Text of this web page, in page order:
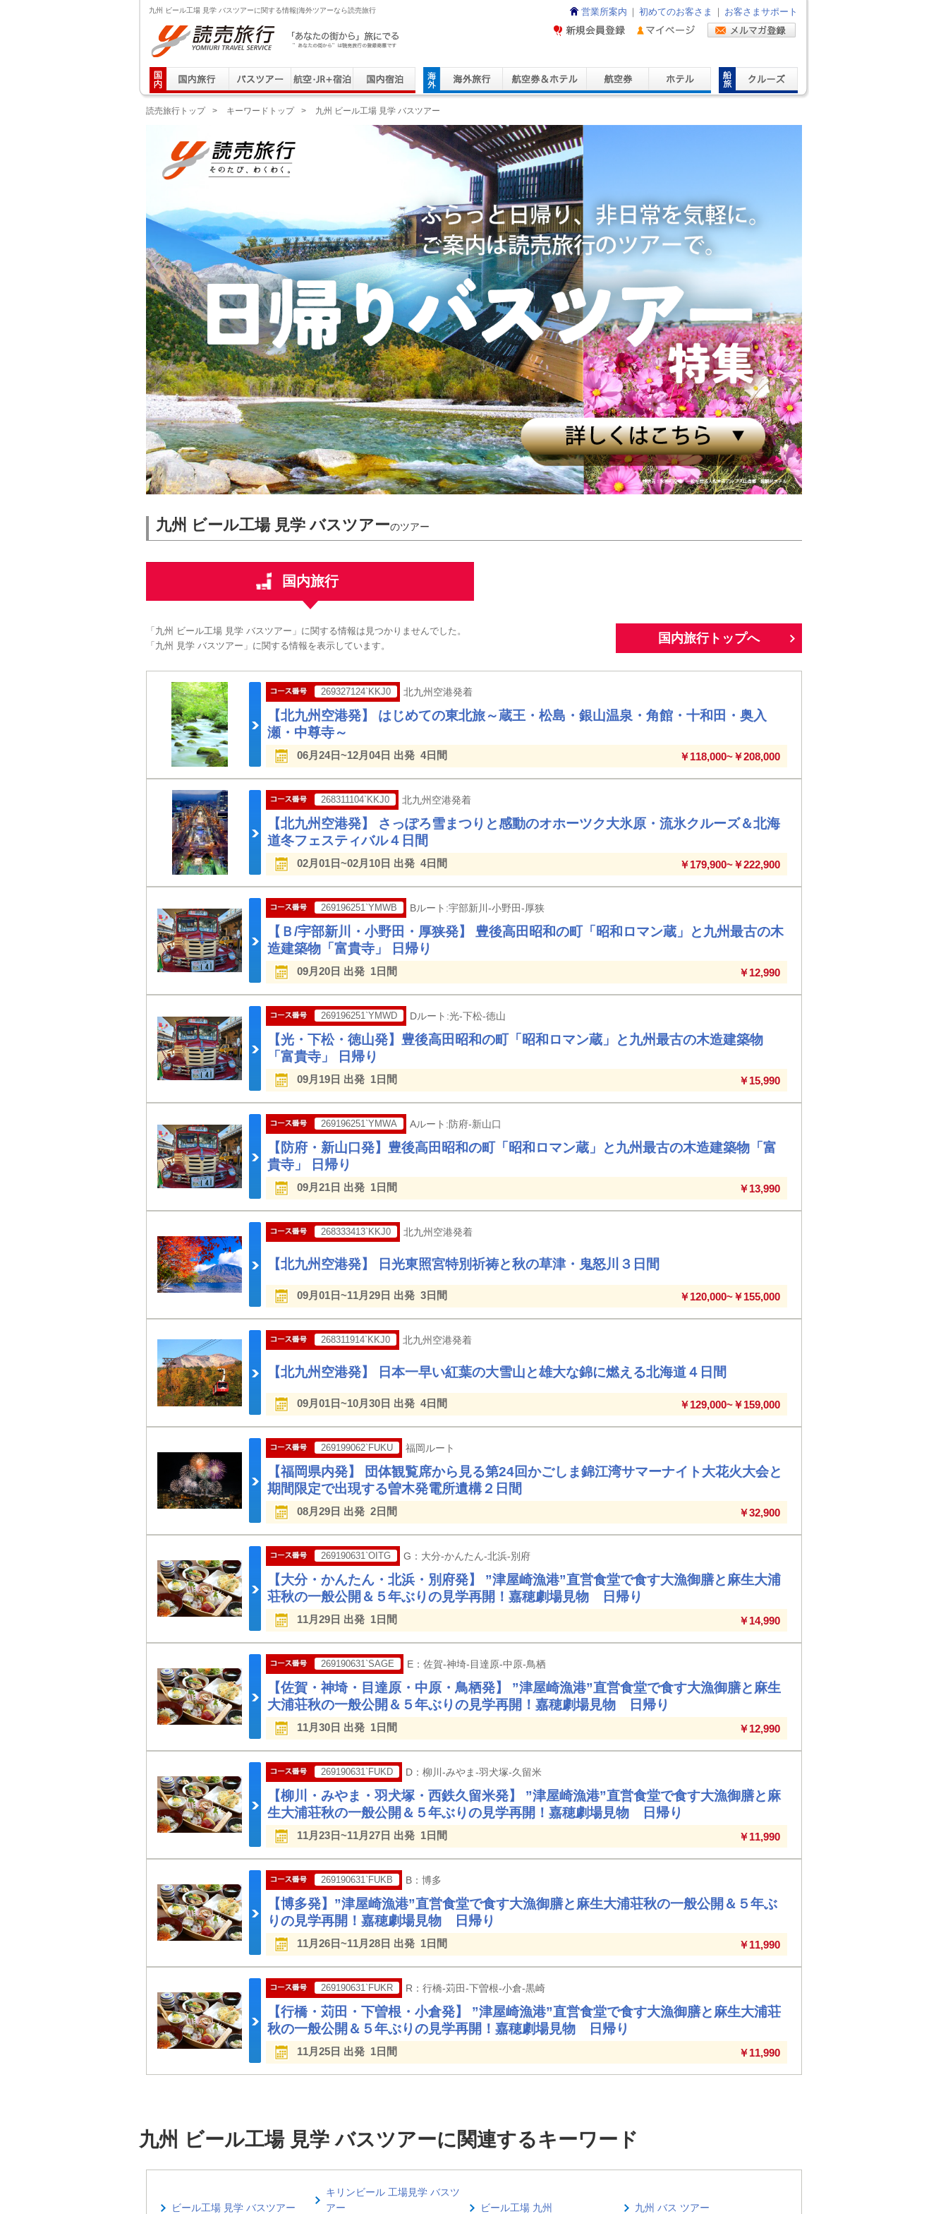
九州 ビール工場 見学 バスツアーに関する情報|海外ツアーなら読売旅行
読売旅行 「あなたの街から」旅にでる｜Yomiuri Travel Service
営業所案内 初めてのお客さま お客さまサポート
読売旅行トップ > キーワードトップ > 九州 ビール工場 見学 バスツアー
九州 ビール工場 見学 バスツアーのツアー
国内旅行
「九州 ビール工場 見学 バスツアー」に関する情報は見つかりませんでした。
「九州 見学 バスツアー」に関する情報を表示しています。
国内旅行トップへ
269327124`KKJ0 北九州空港発着
【北九州空港発】 はじめての東北旅～蔵王・松島・銀山温泉・角館・十和田・奥入
瀬・中尊寺～
06月24日~12月04日 出発 4日間 ￥118,000~￥208,000
268311104`KKJ0 北九州空港発着
【北九州空港発】 さっぽろ雪まつりと感動のオホーツク大氷原・流氷クルーズ＆北海
道冬フェスティバル４日間
02月01日~02月10日 出発 4日間 ￥179,900~￥222,900
269196251`YMWB Bルート:宇部新川-小野田-厚狭
【Ｂ/宇部新川・小野田・厚狭発】 豊後高田昭和の町「昭和ロマン蔵」と九州最古の木
造建築物「富貴寺」 日帰り
09月20日 出発 1日間 ￥12,990
269196251`YMWD Dルート:光-下松-徳山
【光・下松・徳山発】豊後高田昭和の町「昭和ロマン蔵」と九州最古の木造建築物
「富貴寺」 日帰り
09月19日 出発 1日間 ￥15,990
269196251`YMWA Aルート:防府-新山口
【防府・新山口発】豊後高田昭和の町「昭和ロマン蔵」と九州最古の木造建築物「富
貴寺」 日帰り
09月21日 出発 1日間 ￥13,990
268333413`KKJ0 北九州空港発着
【北九州空港発】 日光東照宮特別祈祷と秋の草津・鬼怒川３日間
09月01日~11月29日 出発 3日間 ￥120,000~￥155,000
268311914`KKJ0 北九州空港発着
【北九州空港発】 日本一早い紅葉の大雪山と雄大な錦に燃える北海道４日間
09月01日~10月30日 出発 4日間 ￥129,000~￥159,000
269199062`FUKU 福岡ルート
【福岡県内発】 団体観覧席から見る第24回かごしま錦江湾サマーナイト大花火大会と
期間限定で出現する曽木発電所遺構２日間
08月29日 出発 2日間 ￥32,900
269190631`OITG G：大分-かんたん-北浜-別府
【大分・かんたん・北浜・別府発】 ”津屋崎漁港”直営食堂で食す大漁御膳と麻生大浦
荘秋の一般公開＆５年ぶりの見学再開！嘉穂劇場見物 日帰り
11月29日 出発 1日間 ￥14,990
269190631`SAGE E：佐賀-神埼-目達原-中原-鳥栖
【佐賀・神埼・目達原・中原・鳥栖発】 ”津屋崎漁港”直営食堂で食す大漁御膳と麻生
大浦荘秋の一般公開＆５年ぶりの見学再開！嘉穂劇場見物 日帰り
11月30日 出発 1日間 ￥12,990
269190631`FUKD D：柳川-みやま-羽犬塚-久留米
【柳川・みやま・羽犬塚・西鉄久留米発】 ”津屋崎漁港”直営食堂で食す大漁御膳と麻
生大浦荘秋の一般公開＆５年ぶりの見学再開！嘉穂劇場見物 日帰り
11月23日~11月27日 出発 1日間 ￥11,990
269190631`FUKB B：博多
【博多発】”津屋崎漁港”直営食堂で食す大漁御膳と麻生大浦荘秋の一般公開＆５年ぶ
りの見学再開！嘉穂劇場見物 日帰り
11月26日~11月28日 出発 1日間 ￥11,990
269190631`FUKR R：行橋-苅田-下曽根-小倉-黒崎
【行橋・苅田・下曽根・小倉発】 ”津屋崎漁港”直営食堂で食す大漁御膳と麻生大浦荘
秋の一般公開＆５年ぶりの見学再開！嘉穂劇場見物 日帰り
11月25日 出発 1日間 ￥11,990
九州 ビール工場 見学 バスツアーに関連するキーワード
ビール工場 見学 バスツアー
キリンビール 工場見学 バスツ
アー
ビール工場 九州 九州 バス ツアー